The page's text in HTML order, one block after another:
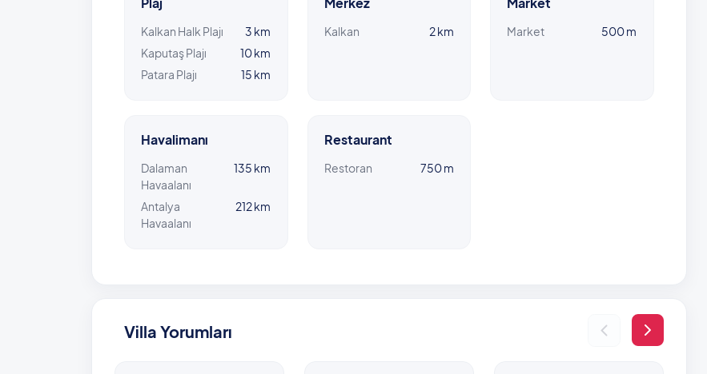
Kalkan Halk Plajı
3 km
Kaputaş Plajı
10 km
Patara Plajı
15 km
Kalkan 2 km Market 500 m
Havalimanı
Dalaman
Havaalanı
135 km
Antalya
Havaalanı
212 km
Restaurant
Restoran 750 m
Villa Yorumları